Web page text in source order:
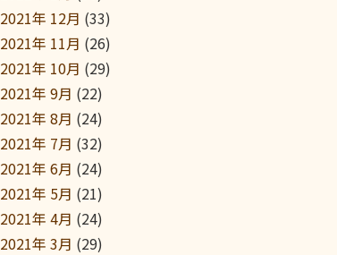
2021年 12月 (33)
2021年 11月 (26)
2021年 10月 (29)
2021年 9月 (22)
2021年 8月 (24)
2021年 7月 (32)
2021年 6月 (24)
2021年 5月 (21)
2021年 4月 (24)
2021年 3月 (29)